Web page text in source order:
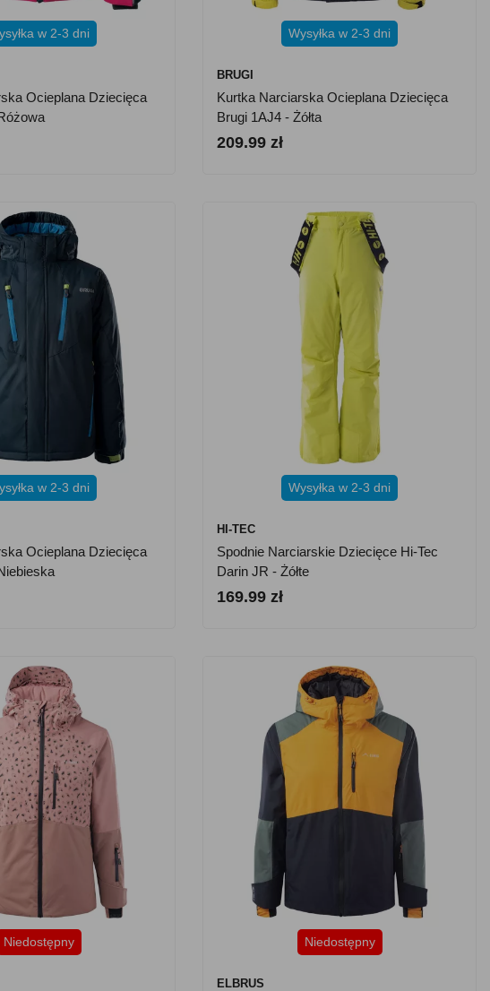
w 2-3 dni
Ocieplana Dziecięca
Wysyłka w 2-3 dni
BRUGI
Kurtka Narciarska Ocieplana Dziecięca
Brugi 1AJ4 - Żółta
209.99 zł
w 2-3 dni
Ocieplana Dziecięca
Wysyłka w 2-3 dni
HI-TEC
Spodnie Narciarskie Dziecięce Hi-Tec
Darin JR - Żółte
169.99 zł
Niedostępny Niedostępny
ELBRUS